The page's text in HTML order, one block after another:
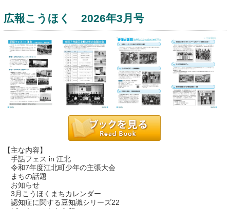
広報こうほく 2026年3月号
【主な内容】
手話フェス in 江北
令和7年度江北町少年の主張大会
まちの話題
お知らせ
3月こうほくまちカレンダー
認知症に関する豆知識シリーズ22
運営：福博印刷
saga ebooksとは
ご利用ガイド
よくある質問
サイトマップ
お問い合わせ